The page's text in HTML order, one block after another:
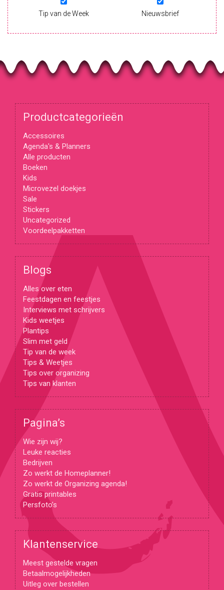
Tip van de Week Nieuwsbrief
Productcategorieën
Accessoires
Agenda's & Planners
Alle producten
Boeken
Kids
Microvezel doekjes
Sale
Stickers
Uncategorized
Voordeelpakketten
Blogs
Alles over eten
Feestdagen en feestjes
Interviews met schrijvers
Kids weetjes
Plantips
Slim met geld
Tip van de week
Tips & Weetjes
Tips over organizing
Tips van klanten
Pagina’s
Wie zijn wij?
Leuke reacties
Bedrijven
Zo werkt de Homeplanner!
Zo werkt de Organizing agenda!
Gratis printables
Persfoto’s
Klantenservice
Meest gestelde vragen
Betaalmogelijkheden
Uitleg over bestellen